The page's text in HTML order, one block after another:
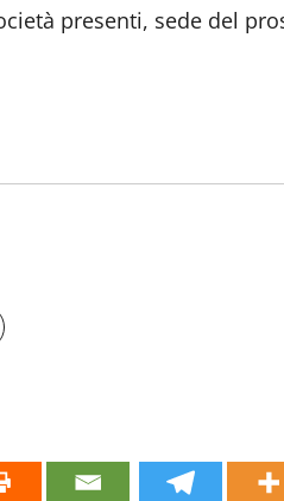
presenti, sede del